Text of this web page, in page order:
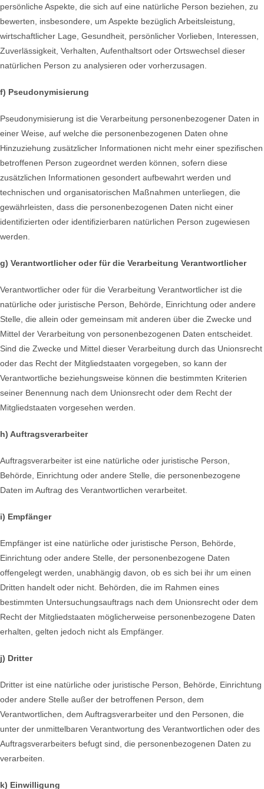
persönliche Aspekte, die sich auf eine natürliche Person beziehen, zu
bewerten, insbesondere, um Aspekte bezüglich Arbeitsleistung,
wirtschaftlicher Lage, Gesundheit, persönlicher Vorlieben, Interessen,
Zuverlässigkeit, Verhalten, Aufenthaltsort oder Ortswechsel dieser
natürlichen Person zu analysieren oder vorherzusagen.
f) Pseudonymisierung
Pseudonymisierung ist die Verarbeitung personenbezogener Daten in
einer Weise, auf welche die personenbezogenen Daten ohne
Hinzuziehung zusätzlicher Informationen nicht mehr einer spezifischen
betroffenen Person zugeordnet werden können, sofern diese
zusätzlichen Informationen gesondert aufbewahrt werden und
technischen und organisatorischen Maßnahmen unterliegen, die
gewährleisten, dass die personenbezogenen Daten nicht einer
identifizierten oder identifizierbaren natürlichen Person zugewiesen
werden.
g) Verantwortlicher oder für die Verarbeitung Verantwortlicher
Verantwortlicher oder für die Verarbeitung Verantwortlicher ist die
natürliche oder juristische Person, Behörde, Einrichtung oder andere
Stelle, die allein oder gemeinsam mit anderen über die Zwecke und
Mittel der Verarbeitung von personenbezogenen Daten entscheidet.
Sind die Zwecke und Mittel dieser Verarbeitung durch das Unionsrecht
oder das Recht der Mitgliedstaaten vorgegeben, so kann der
Verantwortliche beziehungsweise können die bestimmten Kriterien
seiner Benennung nach dem Unionsrecht oder dem Recht der
Mitgliedstaaten vorgesehen werden.
h) Auftragsverarbeiter
Auftragsverarbeiter ist eine natürliche oder juristische Person,
Behörde, Einrichtung oder andere Stelle, die personenbezogene
Daten im Auftrag des Verantwortlichen verarbeitet.
i) Empfänger
Empfänger ist eine natürliche oder juristische Person, Behörde,
Einrichtung oder andere Stelle, der personenbezogene Daten
offengelegt werden, unabhängig davon, ob es sich bei ihr um einen
Dritten handelt oder nicht. Behörden, die im Rahmen eines
bestimmten Untersuchungsauftrags nach dem Unionsrecht oder dem
Recht der Mitgliedstaaten möglicherweise personenbezogene Daten
erhalten, gelten jedoch nicht als Empfänger.
j) Dritter
Dritter ist eine natürliche oder juristische Person, Behörde, Einrichtung
oder andere Stelle außer der betroffenen Person, dem
Verantwortlichen, dem Auftragsverarbeiter und den Personen, die
unter der unmittelbaren Verantwortung des Verantwortlichen oder des
Auftragsverarbeiters befugt sind, die personenbezogenen Daten zu
verarbeiten.
k) Einwilligung